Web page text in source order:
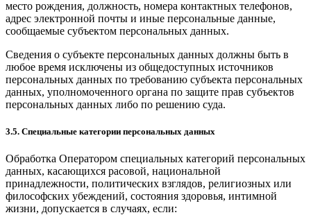
место рождения, должность, номера контактных телефонов,
адрес электронной почты и иные персональные данные,
сообщаемые субъектом персональных данных.
Сведения о субъекте персональных данных должны быть в
любое время исключены из общедоступных источников
персональных данных по требованию субъекта персональных
данных, уполномоченного органа по защите прав субъектов
персональных данных либо по решению суда.
3.5. Специальные категории персональных данных
Обработка Оператором специальных категорий персональных
данных, касающихся расовой, национальной
принадлежности, политических взглядов, религиозных или
философских убеждений, состояния здоровья, интимной
жизни, допускается в случаях, если: